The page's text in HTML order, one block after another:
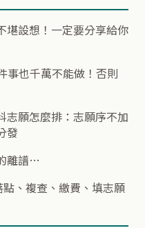
堪設想！一定要分享給你
事也千萬不能做！否則
志願怎麼排：志願序不加
發
離譜…
、複查、繳費、填志願